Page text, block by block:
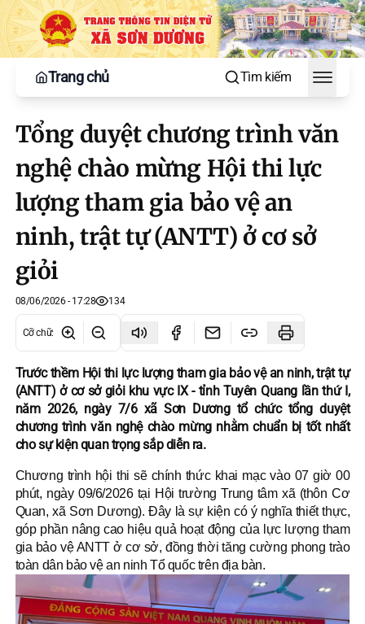
Trang chủ Tìm kiếm
Toggle
Tổng duyệt chương trình văn
nghệ chào mừng Hội thi lực
lượng tham gia bảo vệ an
ninh, trật tự (ANTT) ở cơ sở
giỏi
08/06/2026 - 17:28 134
Cỡ chữ:
Trước thềm Hội thi lực lượng tham gia bảo vệ an ninh, trật tự
(ANTT) ở cơ sở giỏi khu vực IX - tỉnh Tuyên Quang lần thứ I,
năm 2026, ngày 7/6 xã Sơn Dương tổ chức tổng duyệt
chương trình văn nghệ chào mừng nhằm chuẩn bị tốt nhất
cho sự kiện quan trọng sắp diễn ra.
Chương trình hội thi sẽ chính thức khai mạc vào 07 giờ 00
phút, ngày 09/6/2026 tại Hội trường Trung tâm xã (thôn Cơ
Quan, xã Sơn Dương). Đây là sự kiện có ý nghĩa thiết thực,
góp phần nâng cao hiệu quả hoạt động của lực lượng tham
gia bảo vệ ANTT ở cơ sở, đồng thời tăng cường phong trào
toàn dân bảo vệ an ninh Tổ quốc trên địa bàn.